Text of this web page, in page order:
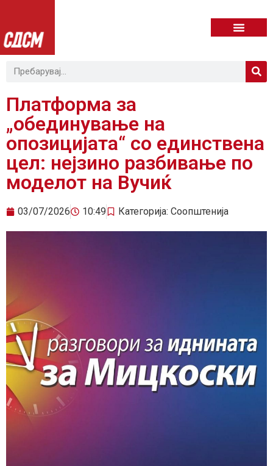
Платформа за
„обединување на
опозицијата“ со единствена
цел: нејзино разбивање по
моделот на Вучиќ
03/07/2026 10:49 Категорија: Соопштенија